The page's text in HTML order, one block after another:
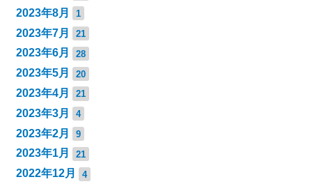
2023年8月 1
2023年7月 21
2023年6月 28
2023年5月 20
2023年4月 21
2023年3月 4
2023年2月 9
2023年1月 21
2022年12月 4